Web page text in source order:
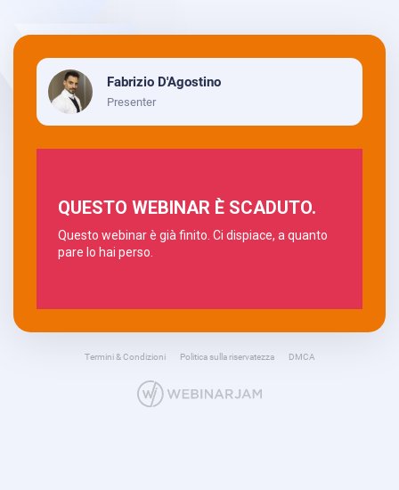
Fabrizio D'Agostino
Presenter
Termini & Condizioni Politica sulla riservatezza DMCA